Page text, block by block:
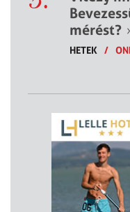
mérést?
HETEK /